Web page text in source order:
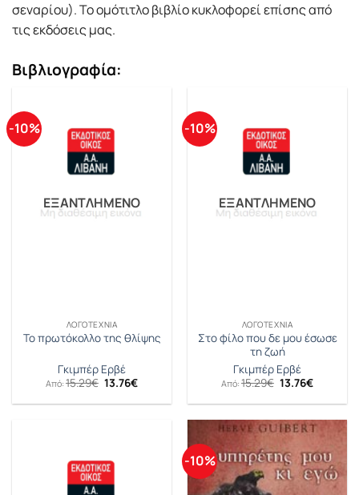
σεναρίου). Το ομότιτλο βιβλίο κυκλοφορεί επίσης από
τις εκδόσεις μας.
Βιβλιογραφία:
-10%
ΕΞΑΝΤΛΗΜΈΝΟ
ΛΟΓΟΤΕΧΝΊΑ
Το πρωτόκολλο της θλίψης
Γκιμπέρ Ερβέ
Από: 15.29€ Original
price
was:
13.76€Η
τιμή
-10%
ΕΞΑΝΤΛΗΜΈΝΟ
ΛΟΓΟΤΕΧΝΊΑ
Στο φίλο που δε μου έσωσε
τη ζωή
Γκιμπέρ Ερβέ
Από: 15.29€ Original
price
was:
13.76€Η
τιμή
13.76€.
-10%